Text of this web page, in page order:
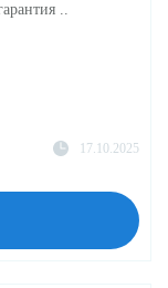
..
17.10.2025